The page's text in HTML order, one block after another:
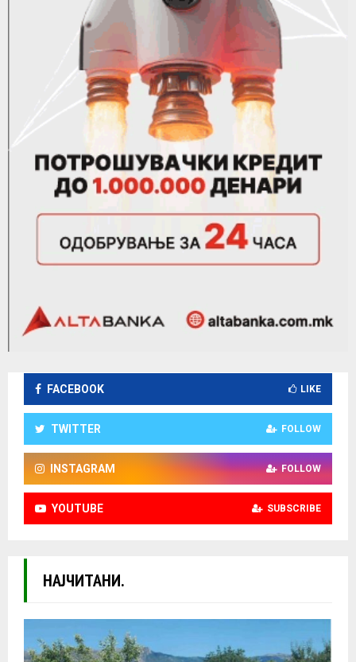
FACEBOOK LIKE
TWITTER FOLLOW
INSTAGRAM FOLLOW
YOUTUBE SUBSCRIBE
НАЈЧИТАНИ.